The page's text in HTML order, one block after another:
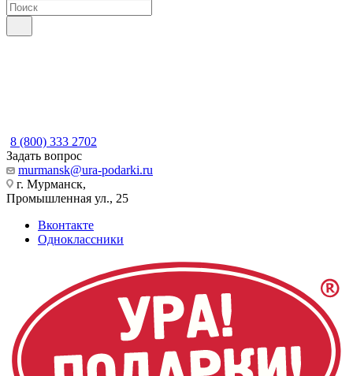
8 (800) 333 2702
Задать вопрос
murmansk@ura-podarki.ru
г. Мурманск,
Промышленная ул., 25
Вконтакте
Одноклассники